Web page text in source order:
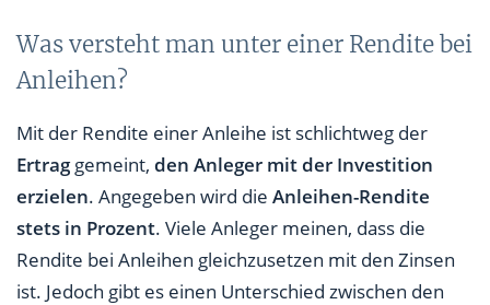
Was versteht man unter einer Rendite bei
Anleihen?
Mit der Rendite einer Anleihe ist schlichtweg der
Ertraggemeint, den Anleger mit der Investition
erzielen. Angegeben wird die Anleihen-Rendite
stets in Prozent. Viele Anleger meinen, dass die
Rendite bei Anleihen gleichzusetzen mit den Zinsen
ist. Jedoch gibt es einen Unterschied zwischen den